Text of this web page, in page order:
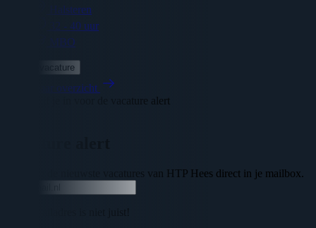
Halsteren
32 - 40 uur
MBO
Bekijk vacature
Terug naar overzicht
Schrijf je in voor de vacature alert
Ontvang de nieuwste vacatures van HTP Hees direct in je mailbox.